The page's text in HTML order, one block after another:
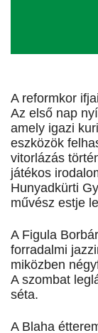
A reformkor
Az első nap
amely igazi
eszközök
vitorlázás
játékos
Hunyadkürti
művész estje
A Figula
forradalmi
miközben
A szombat
séta.
A Blaha